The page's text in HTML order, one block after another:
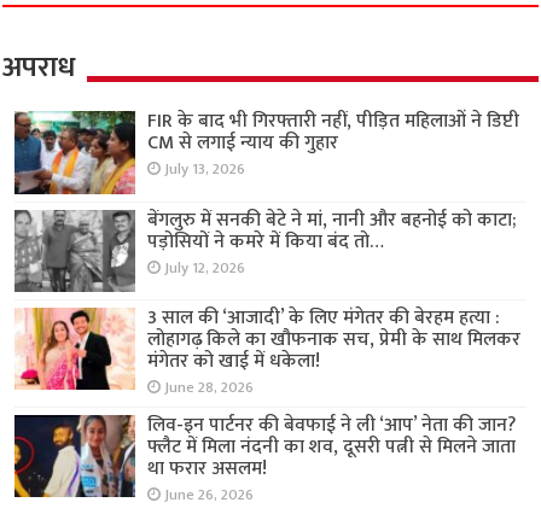
अपराध
FIR के बाद भी गिरफ्तारी नहीं, पीड़ित महिलाओं ने डिप्टी
CM से लगाई न्याय की गुहार
July 13, 2026
बेंगलुरु में सनकी बेटे ने मां, नानी और बहनोई को काटा;
पड़ोसियों ने कमरे में किया बंद तो…
July 12, 2026
3 साल की ‘आजादी’ के लिए मंगेतर की बेरहम हत्या :
लोहागढ़ किले का खौफनाक सच, प्रेमी के साथ मिलकर
मंगेतर को खाई में धकेला!
June 28, 2026
लिव-इन पार्टनर की बेवफाई ने ली ‘आप’ नेता की जान?
फ्लैट में मिला नंदनी का शव, दूसरी पत्नी से मिलने जाता
था फरार असलम!
June 26, 2026